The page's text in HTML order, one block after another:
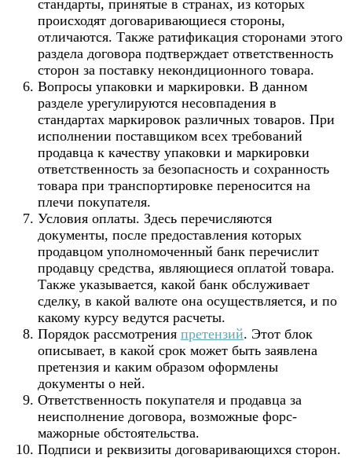
стандарты, принятые в странах, из которых
происходят договаривающиеся стороны,
отличаются. Также ратификация сторонами этого
раздела договора подтверждает ответственность
сторон за поставку некондиционного товара.
Вопросы упаковки и маркировки. В данном
разделе урегулируются несовпадения в
стандартах маркировок различных товаров. При
исполнении поставщиком всех требований
продавца к качеству упаковки и маркировки
ответственность за безопасность и сохранность
товара при транспортировке переносится на
плечи покупателя.
Условия оплаты. Здесь перечисляются
документы, после предоставления которых
продавцом уполномоченный банк перечислит
продавцу средства, являющиеся оплатой товара.
Также указывается, какой банк обслуживает
сделку, в какой валюте она осуществляется, и по
какому курсу ведутся расчеты.
Порядок рассмотрения претензий. Этот блок
описывает, в какой срок может быть заявлена
претензия и каким образом оформлены
документы о ней.
Ответственность покупателя и продавца за
неисполнение договора, возможные форс-
мажорные обстоятельства.
Подписи и реквизиты договаривающихся сторон.